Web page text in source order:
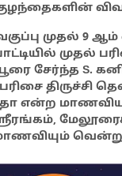
முதல் 9 ஆம்
முதல்
சேர்ந்த S.
திருச்சி
என்ற
ஸ்ரீரங்கம்,